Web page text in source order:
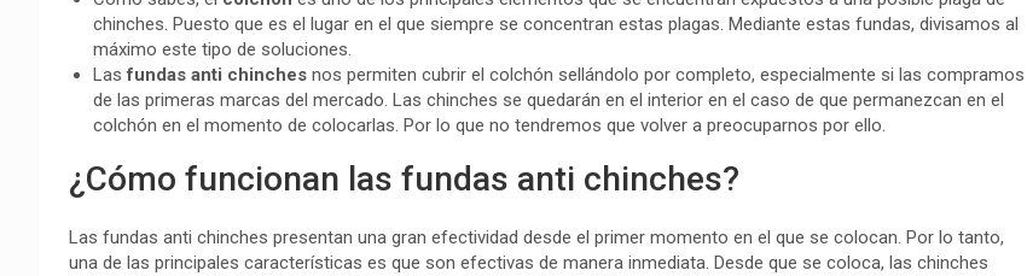
chinches. Puesto que es el lugar en el que siempre se concentran estas plagas. Mediante estas fundas, divisamos al
máximo este tipo de soluciones.
Lasfundas anti chinches nos permiten cubrir el colchón sellándolo por completo, especialmente si las compramos
de las primeras marcas del mercado. Las chinches se quedarán en el interior en el caso de que permanezcan en el
colchón en el momento de colocarlas. Por lo que no tendremos que volver a preocuparnos por ello.
¿Cómo funcionan las fundas anti chinches?
Las fundas anti chinches presentan una gran efectividad desde el primer momento en el que se colocan. Por lo tanto,
una de las principales características es que son efectivas de manera inmediata. Desde que se coloca, las chinches